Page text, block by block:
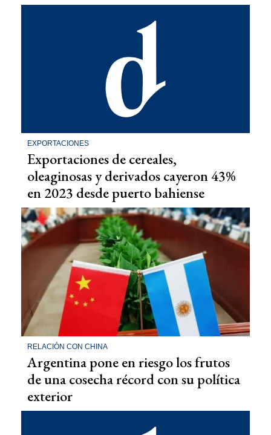
EXPORTACIONES
Exportaciones de cereales,
oleaginosas y derivados cayeron 43%
en 2023 desde puerto bahiense
RELACIÓN CON CHINA
Argentina pone en riesgo los frutos
de una cosecha récord con su política
exterior